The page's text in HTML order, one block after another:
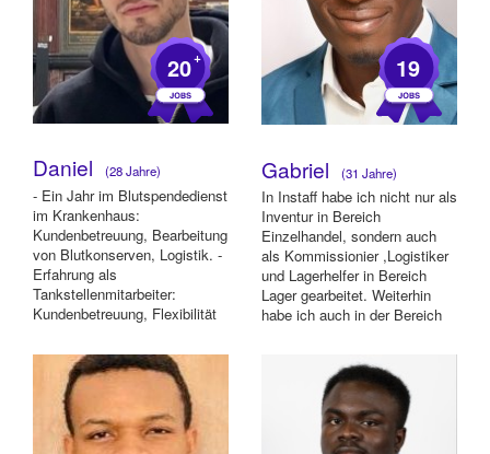
20+
Daniel (28 Jahre)
- Ein Jahr im Blutspendedienst
im Krankenhaus:
Kundenbetreuung, Bearbeitung
von Blutkonserven, Logistik. -
Erfahrung als
Tankstellenmitarbeiter:
Kundenbetreuung, Flexibilität
19
Gabriel (31 Jahre)
In Instaff habe ich nicht nur als
Inventur in Bereich
Einzelhandel, sondern auch
als Kommissionier ,Logistiker
und Lagerhelfer in Bereich
Lager gearbeitet. Weiterhin
habe ich auch in der Bereich